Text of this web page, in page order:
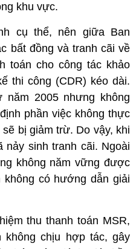
khu vực.
cụ thể, nên giữa Ban
bất đồng và tranh cãi về
toán cho công tác khảo
thi công (CDR) kéo dài.
2005 nhưng không
phần việc không thực
bị giảm trừ. Do vậy, khi
nảy sinh tranh cãi. Ngoài
không năm vững được
có hướng dẫn giải
thu thanh toán MSR,
chịu hợp tác, gây